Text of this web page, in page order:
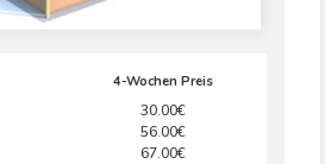
4-Wochen Preis
30.00€
56.00€
67.00€